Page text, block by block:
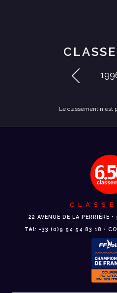
Le classement n'est
22 AVENUE DE LA PERRIÈRE
Tél: +33 (0)9 54 54 83 18 •